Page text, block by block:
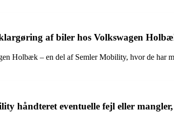
af biler hos Volkswagen
Holbæk – en del af Semler Mobility, hvor de har
håndteret eventuelle fejl eller